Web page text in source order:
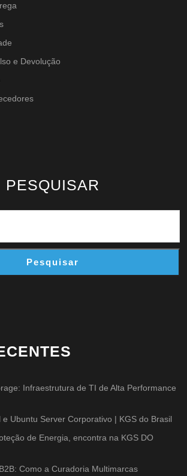
e Devolução
PESQUISAR
Pesquisar
Infraestrutura de TI de Alta Performance
e Ubuntu Server Corporativo | KGS do Brasil
de Energia, encontra na KGS DO
Como a Curadoria Multimarcas